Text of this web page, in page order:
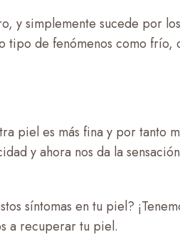
y simplemente sucede por
tipo de fenómenos como frío,
piel es más fina y por tanto
y ahora nos da la
síntomas en tu piel?
a recuperar tu piel.